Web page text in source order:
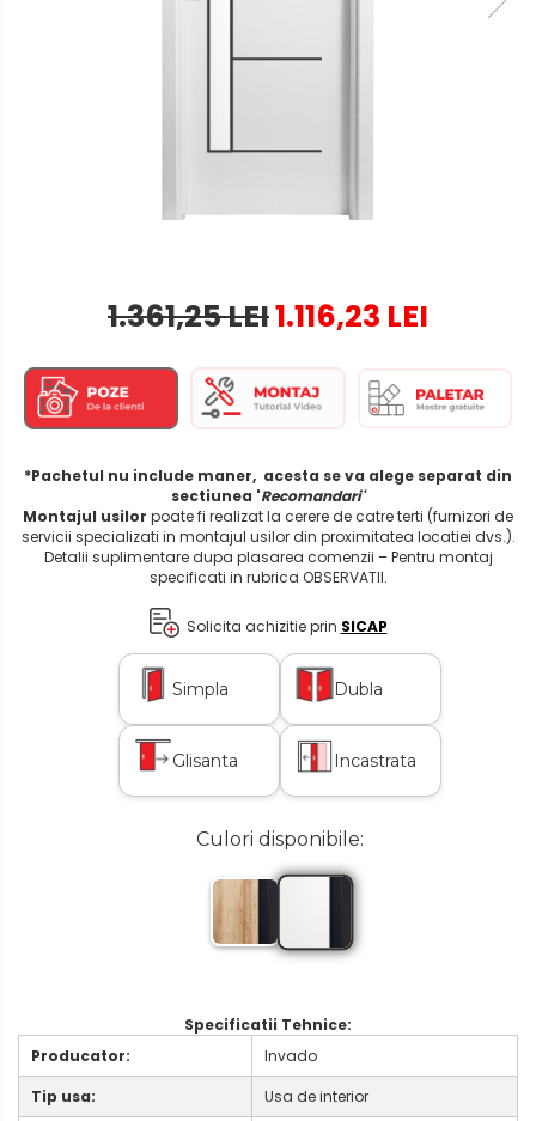
1.361,25 LEI1.116,23 LEI
*Pachetul nu include maner, acesta se va alege separat din
sectiunea 'Recomandari'
Montajul usilor poate fi realizat la cerere de catre terti (furnizori de
servicii specializati in montajul usilor din proximitatea locatiei dvs.).
Detalii suplimentare dupa plasarea comenzii – Pentru montaj
specificati in rubrica OBSERVATII.
Solicita achizitie prin SICAP
Simpla Dubla
Glisanta Incastrata
Culori disponibile:
Specificatii Tehnice:
Producator:
Invado
Tip usa:
Usa de interior